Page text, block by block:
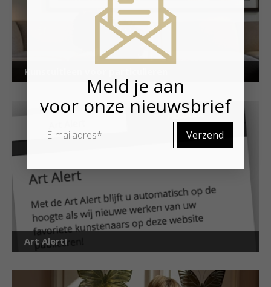
Kunstuitleen voor particulieren
Art Alert!
Meld je aan
voor onze nieuwsbrief
mailadres *